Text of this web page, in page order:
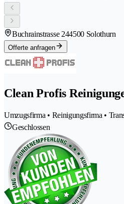
Buchrainstrasse 244500 Solothurn
Offerte anfragen
Clean Profis
Umzugsfirma • Reinigungsfirma •
Geschlossen